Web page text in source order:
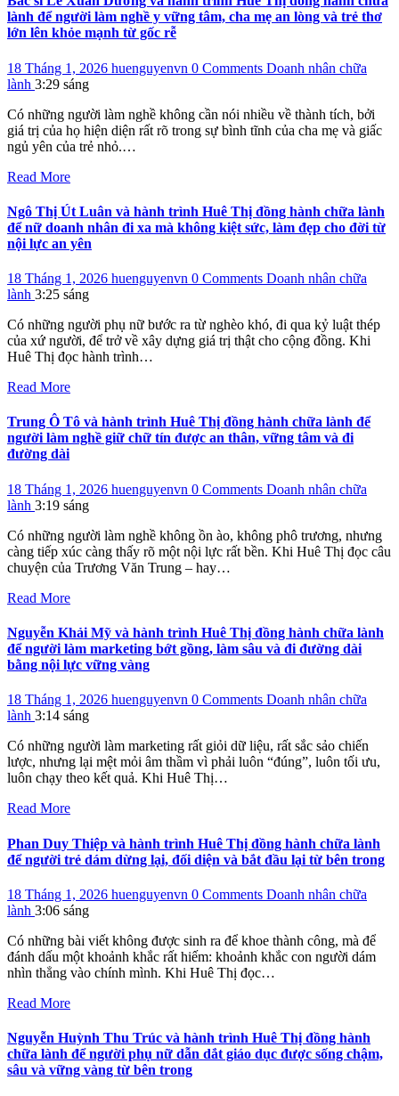
lành để người làm nghề y vững tâm, cha mẹ an lòng và trẻ thơ
lớn lên khỏe mạnh từ gốc rễ
18 Tháng 1, 2026 huenguyenvn 0 Comments Doanh nhân chữa
lành 3:29 sáng
Có những người làm nghề không cần nói nhiều về thành tích, bởi
giá trị của họ hiện diện rất rõ trong sự bình tĩnh của cha mẹ và giấc
ngủ yên của trẻ nhỏ.…
Read More
Ngô Thị Út Luân và hành trình Huê Thị đồng hành chữa lành
để nữ doanh nhân đi xa mà không kiệt sức, làm đẹp cho đời từ
nội lực an yên
18 Tháng 1, 2026 huenguyenvn 0 Comments Doanh nhân chữa
lành 3:25 sáng
Có những người phụ nữ bước ra từ nghèo khó, đi qua kỷ luật thép
của xứ người, để trở về xây dựng giá trị thật cho cộng đồng. Khi
Huê Thị đọc hành trình…
Read More
Trung Ô Tô và hành trình Huê Thị đồng hành chữa lành để
người làm nghề giữ chữ tín được an thân, vững tâm và đi
đường dài
18 Tháng 1, 2026 huenguyenvn 0 Comments Doanh nhân chữa
lành 3:19 sáng
Có những người làm nghề không ồn ào, không phô trương, nhưng
càng tiếp xúc càng thấy rõ một nội lực rất bền. Khi Huê Thị đọc câu
chuyện của Trương Văn Trung – hay…
Read More
Nguyễn Khải Mỹ và hành trình Huê Thị đồng hành chữa lành
để người làm marketing bớt gồng, làm sâu và đi đường dài
bằng nội lực vững vàng
18 Tháng 1, 2026 huenguyenvn 0 Comments Doanh nhân chữa
lành 3:14 sáng
Có những người làm marketing rất giỏi dữ liệu, rất sắc sảo chiến
lược, nhưng lại mệt mỏi âm thầm vì phải luôn “đúng”, luôn tối ưu,
luôn chạy theo kết quả. Khi Huê Thị…
Read More
Phan Duy Thiệp và hành trình Huê Thị đồng hành chữa lành
để người trẻ dám dừng lại, đối diện và bắt đầu lại từ bên trong
18 Tháng 1, 2026 huenguyenvn 0 Comments Doanh nhân chữa
lành 3:06 sáng
Có những bài viết không được sinh ra để khoe thành công, mà để
đánh dấu một khoảnh khắc rất hiếm: khoảnh khắc con người dám
nhìn thẳng vào chính mình. Khi Huê Thị đọc…
Read More
Nguyễn Huỳnh Thu Trúc và hành trình Huê Thị đồng hành
chữa lành để người phụ nữ dẫn dắt giáo dục được sống chậm,
sâu và vững vàng từ bên trong